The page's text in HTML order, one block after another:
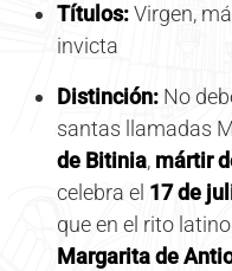
Títulos:Virgen,
invicta
Distinción: No
santas llamadas
de Bitinia, mártir
celebra el 17 de
que en el rito
Margarita de